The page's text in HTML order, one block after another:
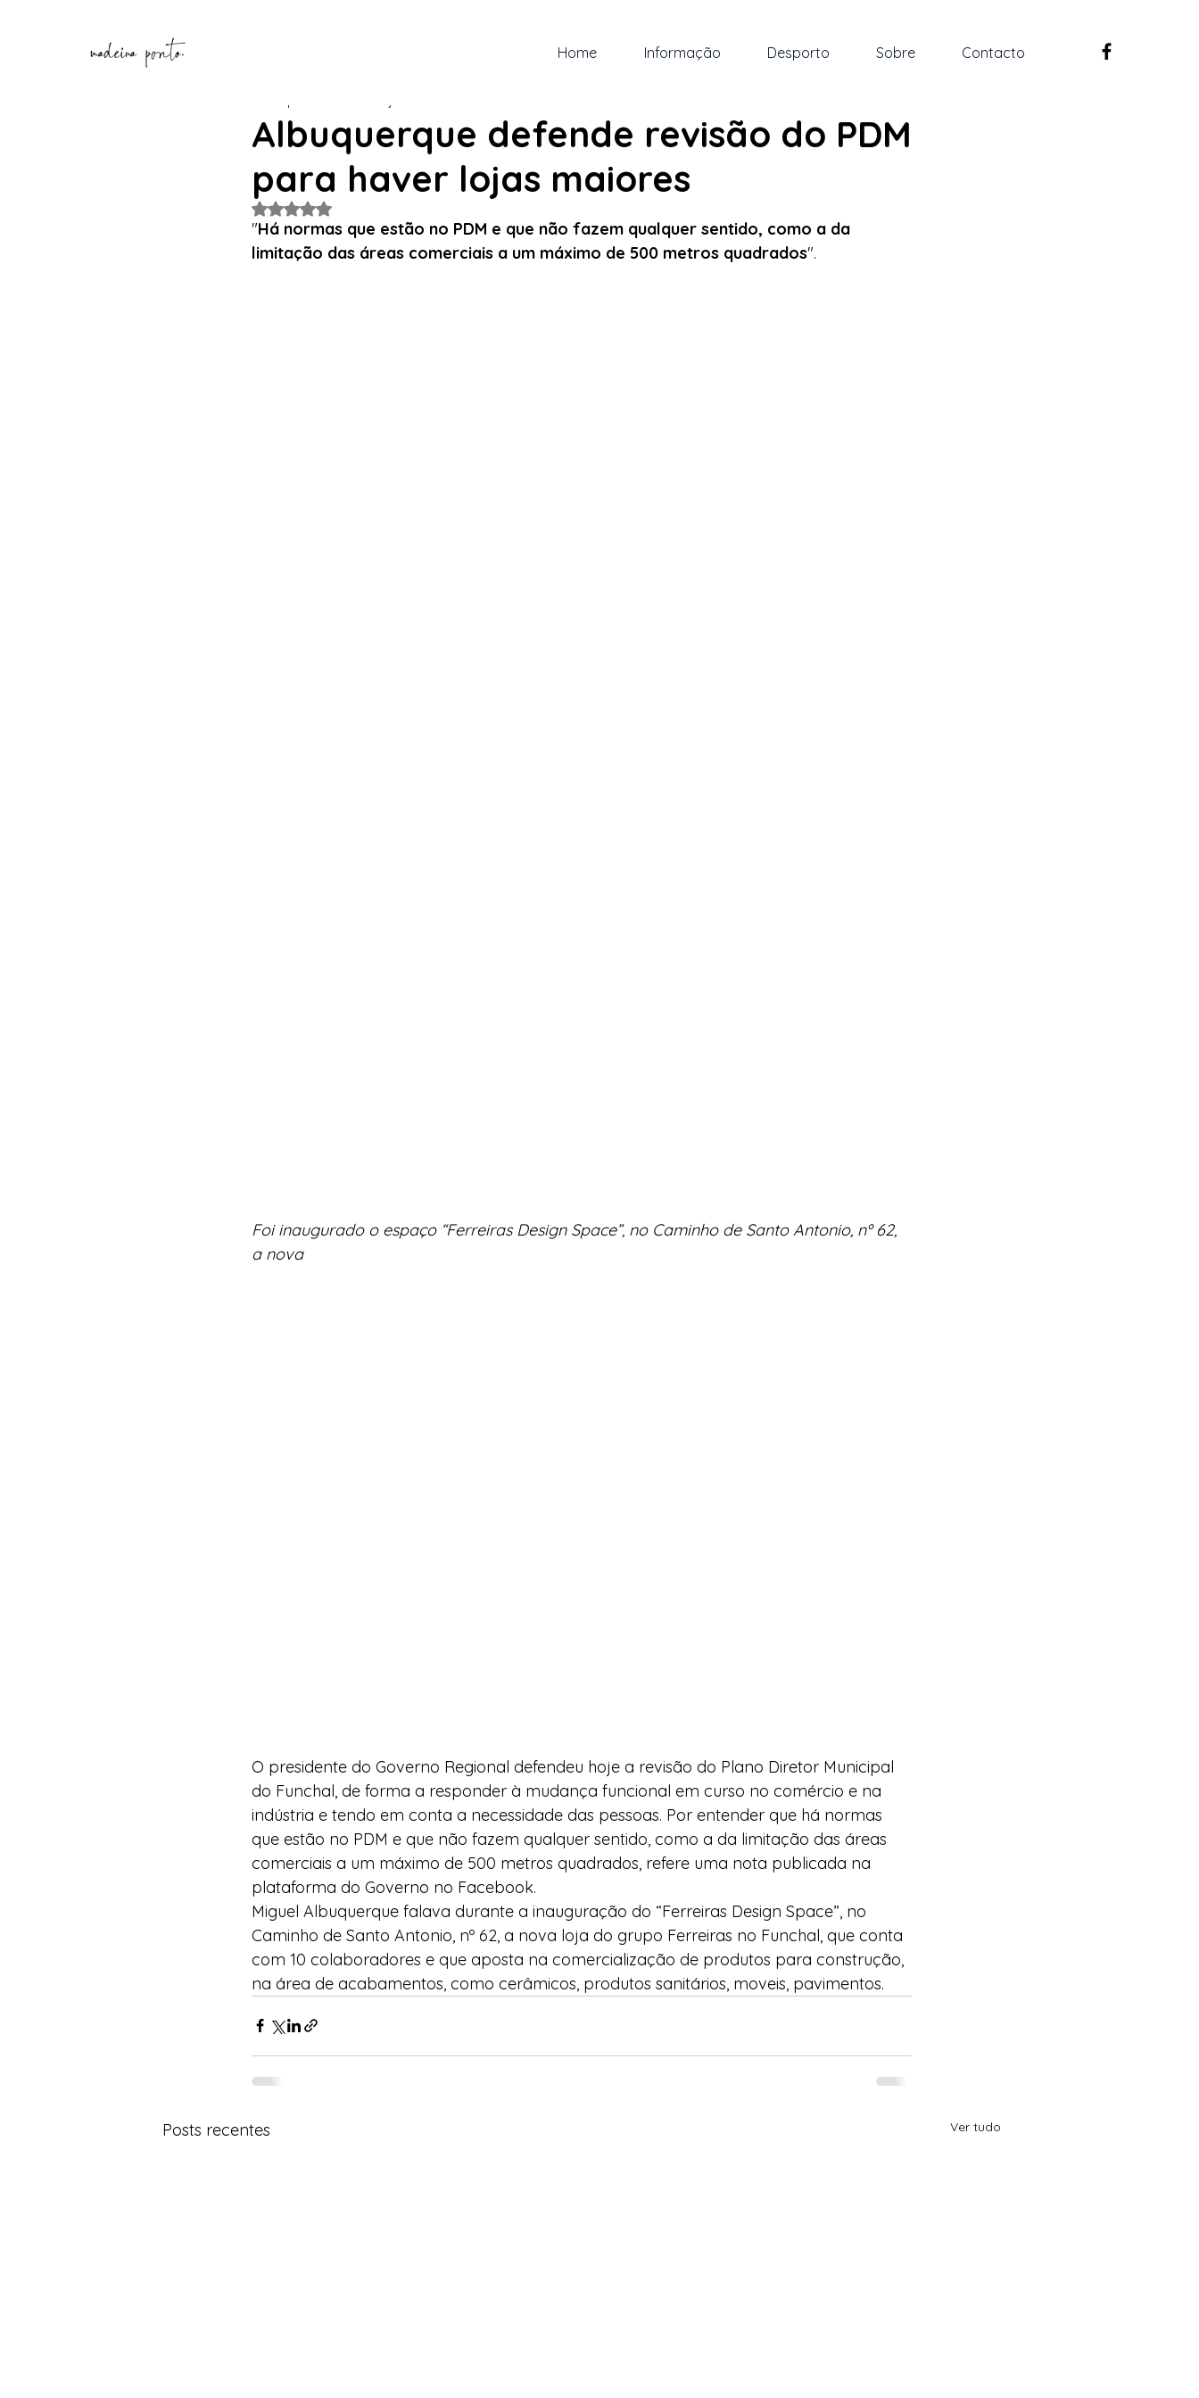
Home Informação Desporto Sobre Contacto
Albuquerque defende revisão do PDM
para haver lojas maiores
Avaliado com NaN de 5 estrelas.
"Há normas que estão no PDM e que não fazem qualquer sentido, como a da
limitação das áreas comerciais a um máximo de 500 metros quadrados".
Foi inaugurado o espaço “Ferreiras Design Space”, no Caminho de Santo Antonio, nº 62,
a nova
O presidente do Governo Regional defendeu hoje a revisão do Plano Diretor Municipal
do Funchal, de forma a responder à mudança funcional em curso no comércio e na
indústria e tendo em conta a necessidade das pessoas. Por entender que há normas
que estão no PDM e que não fazem qualquer sentido, como a da limitação das áreas
comerciais a um máximo de 500 metros quadrados, refere uma nota publicada na
plataforma do Governo no Facebook.
Miguel Albuquerque falava durante a inauguração do “Ferreiras Design Space”, no
Caminho de Santo Antonio, nº 62, a nova loja do grupo Ferreiras no Funchal, que conta
com 10 colaboradores e que aposta na comercialização de produtos para construção,
na área de acabamentos, como cerâmicos, produtos sanitários, moveis, pavimentos.
Posts recentes Ver tudo